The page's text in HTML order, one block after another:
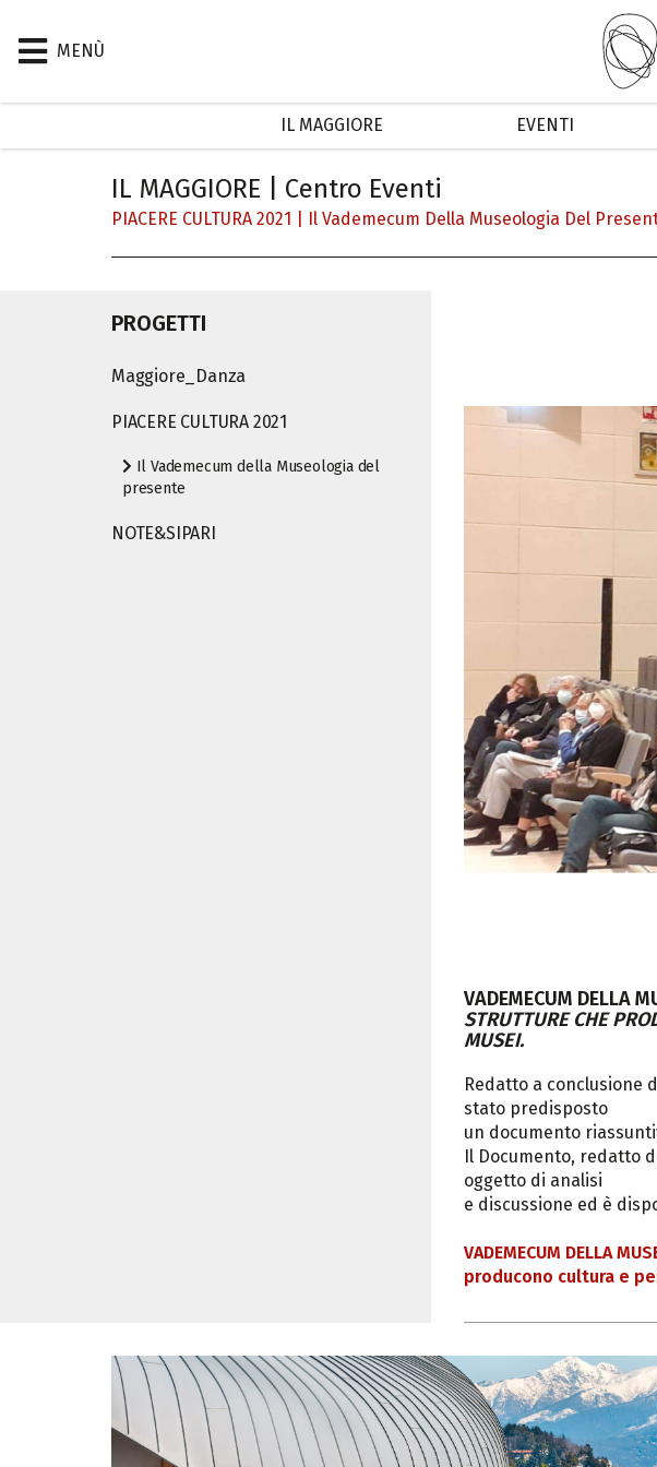
MENÙ
IL MAGGIORE EVENTI
IL MAGGIORE | Centro Eventi
PIACERE CULTURA 2021 Il Vademecum Della Museologia Del
PROGETTI
Maggiore_Danza
PIACERE CULTURA 2021
Il Vademecum della Museologia del
presente
NOTE&SIPARI
VADEMECUM DELLA
STRUTTURE CHE
MUSEI.
Redatto a conclusione
stato predisposto
un documento
Il Documento, redatto
oggetto di analisi
e discussione ed è
VADEMECUM DELLA
producono cultura e